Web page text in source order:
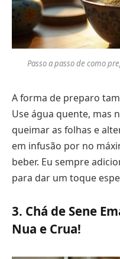
Passo a passo de como
A forma de preparo
Use água quente, mas
queimar as folhas e
em infusão por no
beber. Eu sempre
para dar um toque
3. Chá de Sene
Nua e Crua!